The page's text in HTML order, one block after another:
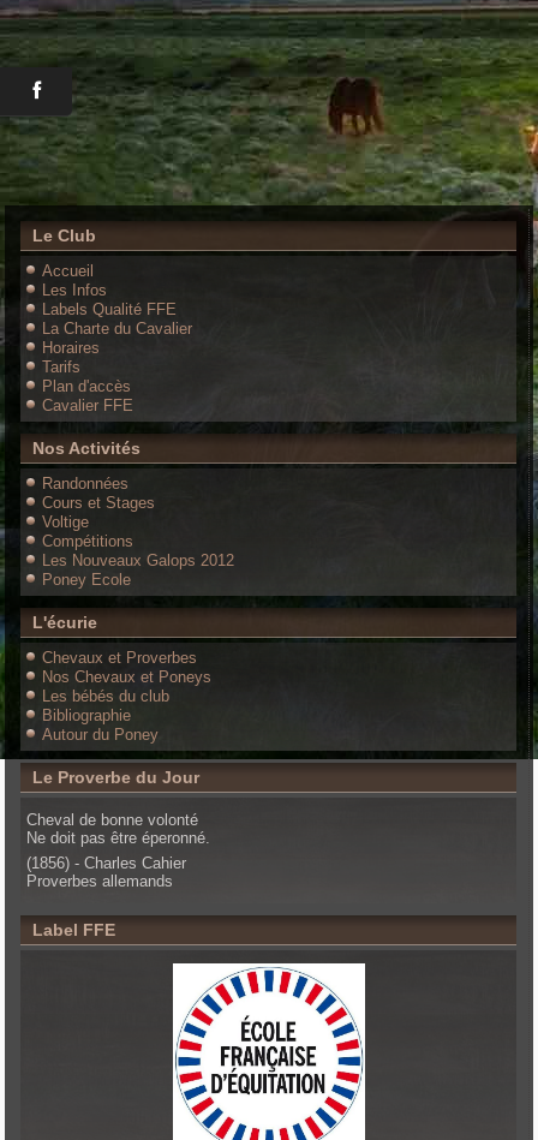
Le Club
Accueil
Les Infos
Labels Qualité FFE
La Charte du Cavalier
Horaires
Tarifs
Plan d'accès
Cavalier FFE
Nos Activités
Randonnées
Cours et Stages
Voltige
Compétitions
Les Nouveaux Galops 2012
Poney Ecole
L'écurie
Chevaux et Proverbes
Nos Chevaux et Poneys
Les bébés du club
Bibliographie
Autour du Poney
Le Proverbe du Jour
Cheval de bonne volonté
Ne doit pas être éperonné.
(1856) - Charles Cahier
Proverbes allemands
Label FFE